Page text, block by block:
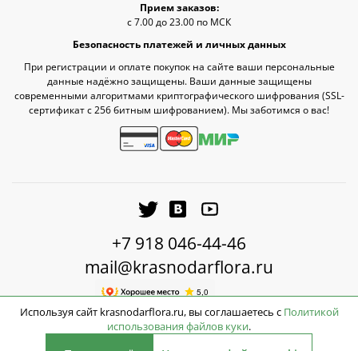
Используя сайт krasnodarflora.ru, вы соглашаетесь с Политикой
использования файлов куки.
Прием заказов:
с 7.00 до 23.00 по МСК
Безопасность платежей и личных данных
При регистрации и оплате покупок на сайте ваши персональные
данные надёжно защищены. Ваши данные защищены
современными алгоритмами криптографического шифрования (SSL-
сертификат c 256 битным шифрованием). Мы заботимся о вас!
+7 918 046-44-46
mail@krasnodarflora.ru